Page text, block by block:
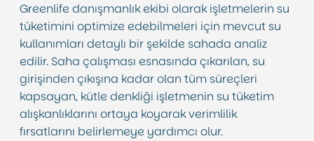
Greenlife danışmanlık ekibi olarak işletmelerin su
tüketimini optimize edebilmeleri için mevcut su
kullanımları detaylı bir şekilde sahada analiz
edilir. Saha çalışması esnasında çıkarılan, su
girişinden çıkışına kadar olan tüm süreçleri
kapsayan, kütle denkliği işletmenin su tüketim
alışkanlıklarını ortaya koyarak verimlilik
fırsatlarını belirlemeye yardımcı olur.